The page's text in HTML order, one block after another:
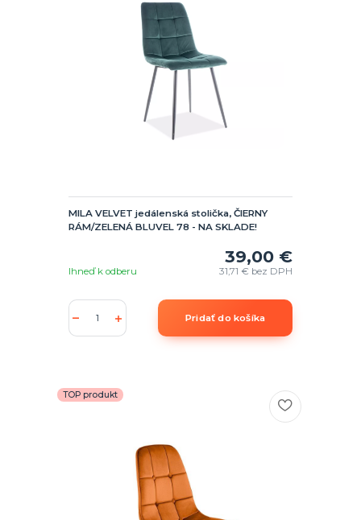
MILA VELVET jedálenská stolička, ČIERNY
RÁM/ZELENÁ BLUVEL 78 - NA SKLADE!
39,00 €
31,71 € bez DPH
Ihneď k odberu
Pridať do košíka
TOP produkt